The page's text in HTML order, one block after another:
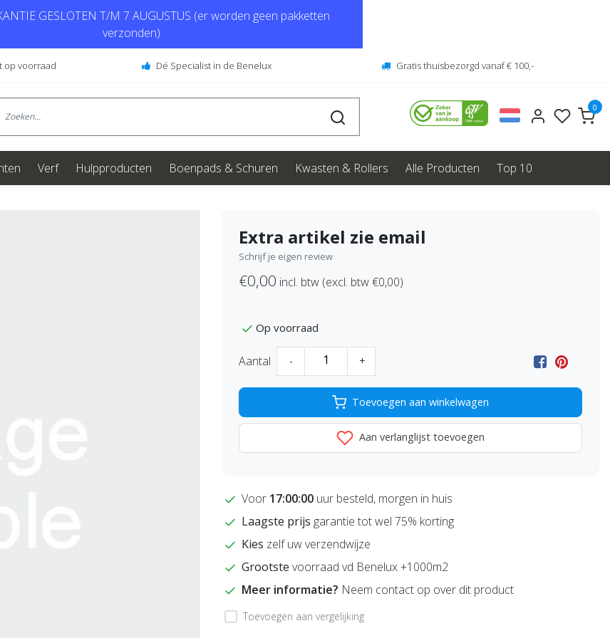
GESLOTEN T/M 7 AUGUSTUS (er worden geen pakketten
verzonden)
op voorraad Dé Specialist in de Benelux Gratis thuisbezorgd vanaf € 100,-
0
Verf Hulpproducten Boenpads & Schuren Kwasten & Rollers Alle Producten Top 10
Extra artikel zie email
Schrijf je eigen review
€0,00 incl. btw (excl. btw €0,00)
Op voorraad
Aantal - +
Toevoegen aan winkelwagen
Aan verlanglijst toevoegen
Voor 17:00:00 uur besteld, morgen in huis
Laagste prijs garantie tot wel 75% korting
Kies zelf uw verzendwijze
Grootste voorraad vd Benelux +1000m2
Meer informatie? Neem contact op over dit product
Toevoegen aan vergelijking